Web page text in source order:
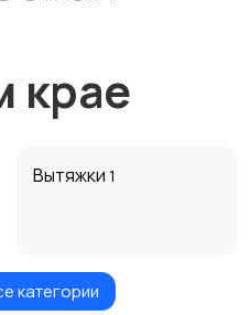
крае
Вытяжки 1
Климатическая
категории